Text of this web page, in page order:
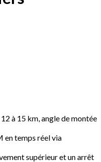
à 15 km, angle de montée
en temps réel via
supérieur et un arrêt